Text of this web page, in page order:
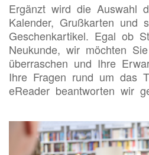
Ergänzt wird die Auswahl
Kalender, Grußkarten und
Geschenkartikel. Egal ob
Neukunde, wir möchten
überraschen und Ihre
Ihre Fragen rund um das
eReader beantworten wir